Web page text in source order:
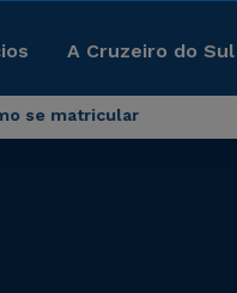
A Cruzeiro do
se matricular